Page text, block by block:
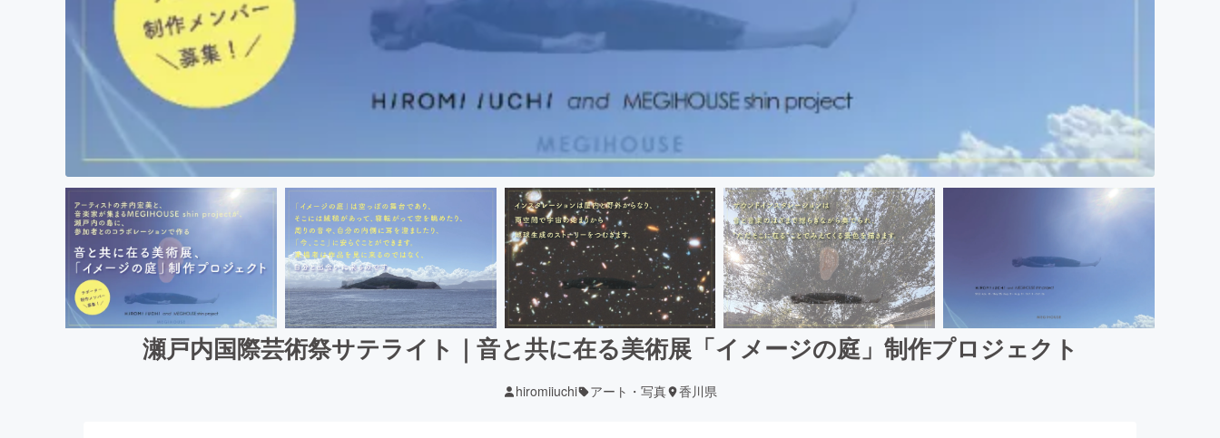
瀬戸内国際芸術祭サテライト｜音と共に在る美術展「イメージの庭」制作プロジェクト
hiromiiuchi アート・写真 香川県